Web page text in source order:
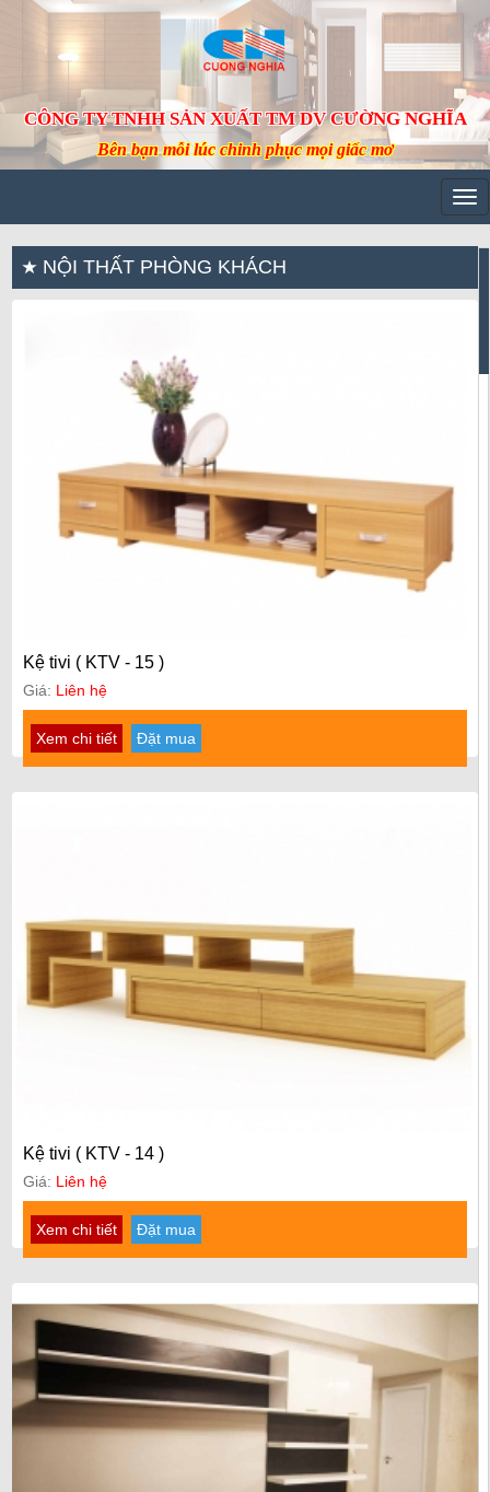
CÔNG TY TNHH SẢN XUẤT TM DV CƯỜNG NGHĨA
Bên bạn mỗi lúc chinh phục mọi giấc mơ
NỘI THẤT PHÒNG KHÁCH
Kệ tivi ( KTV - 15 )
Giá: Liên hệ
Xem chi tiết Đặt mua
Kệ tivi ( KTV - 14 )
Giá: Liên hệ
Xem chi tiết Đặt mua